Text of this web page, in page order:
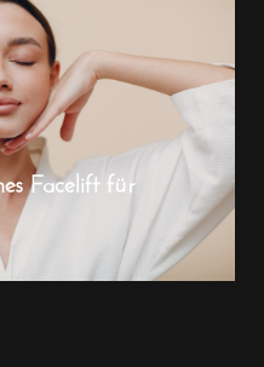
Facelift für